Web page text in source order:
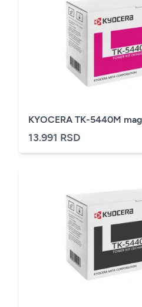
KYOCERA TK-5440M
13.991 RSD